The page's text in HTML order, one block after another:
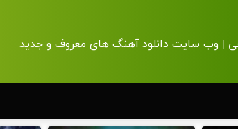
| وب سایت دانلود آهنگ های معروف و جدید